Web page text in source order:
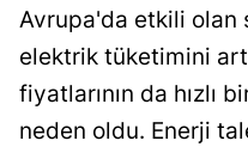
Avrupa'da etkili olan
elektrik tüketimini
fiyatlarının da hızlı
neden oldu. Enerji